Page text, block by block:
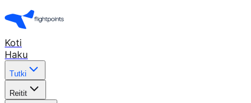
Koti
Haku
Tutki
Reitit